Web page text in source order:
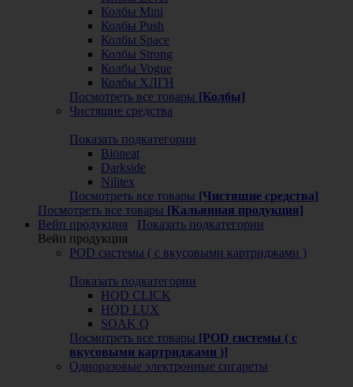
Колбы Mini
Колбы Push
Колбы Space
Колбы Strong
Колбы Vogue
Колбы ХЛГН
Посмотреть все товары [Колбы]
Чистящие средства
Показать подкатегории
Bioneat
Darkside
Nilitex
Посмотреть все товары [Чистящие средства]
Посмотреть все товары [Кальянная продукция]
Вейп продукция
Показать подкатегории
Вейп продукция
POD системы ( с вкусовыми картриджами )
Показать подкатегории
HQD CLICK
HQD LUX
SOAK Q
Посмотреть все товары [POD системы ( с
вкусовыми картриджами )]
Одноразовые электронные сигареты